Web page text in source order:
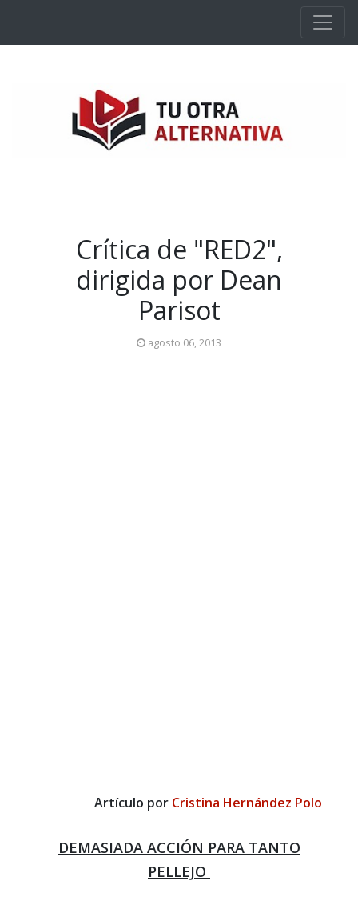
Crítica de "RED2",
dirigida por Dean
Parisot
agosto 06, 2013
Artículo por Cristina Hernández Polo
DEMASIADA ACCIÓN PARA TANTO
PELLEJO